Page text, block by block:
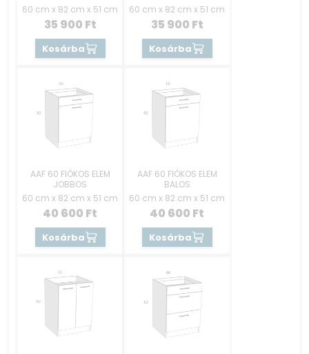
60 cm x 82 cm x 51 cm
35 900 Ft
Kosárba
60 cm x 82 cm x 51 cm
35 900 Ft
Kosárba
AAF 60 FIÓKOS ELEM
JOBBOS
60 cm x 82 cm x 51 cm
40 600 Ft
Kosárba
AAF 60 FIÓKOS ELEM
BALOS
60 cm x 82 cm x 51 cm
40 600 Ft
Kosárba